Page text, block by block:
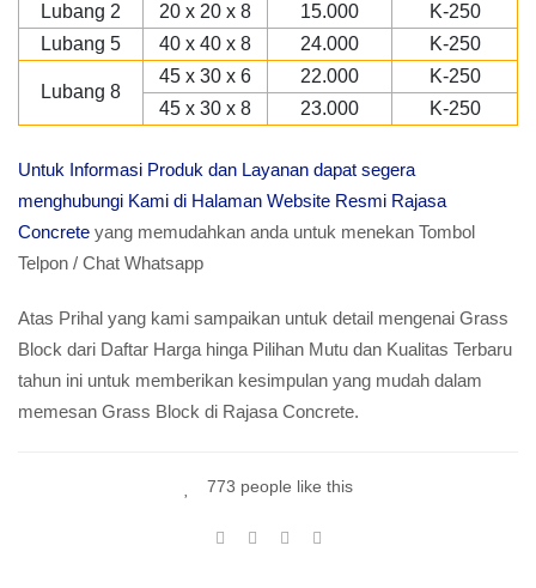
Lubang 2 20 x 20 x 8 15.000
K-250
Lubang 5
40 x 40 x 8 24.000 K-250
Lubang 8
45 x 30 x 6 22.000
K-250
45 x 30 x 8
23.000 K-250
Untuk Informasi Produk dan Layanan dapat segera
menghubungi Kami di Halaman Website Resmi Rajasa
Concrete yang memudahkan anda untuk menekan Tombol
Telpon / Chat Whatsapp
Atas Prihal yang kami sampaikan untuk detail mengenai Grass
Block dari Daftar Harga hinga Pilihan Mutu dan Kualitas Terbaru
tahun ini untuk memberikan kesimpulan yang mudah dalam
memesan Grass Block di Rajasa Concrete.
773 people like this